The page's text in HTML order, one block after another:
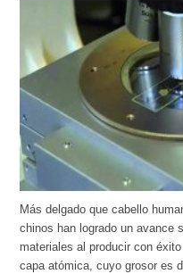
Más delgado que cabello
chinos han logrado un avance
materiales al producir con
capa atómica, cuyo grosor es